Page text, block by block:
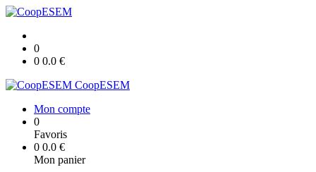
0
0 0.0 €
CoopESEM
Mon compte
0
Favoris
0 0.0 €
Mon panier